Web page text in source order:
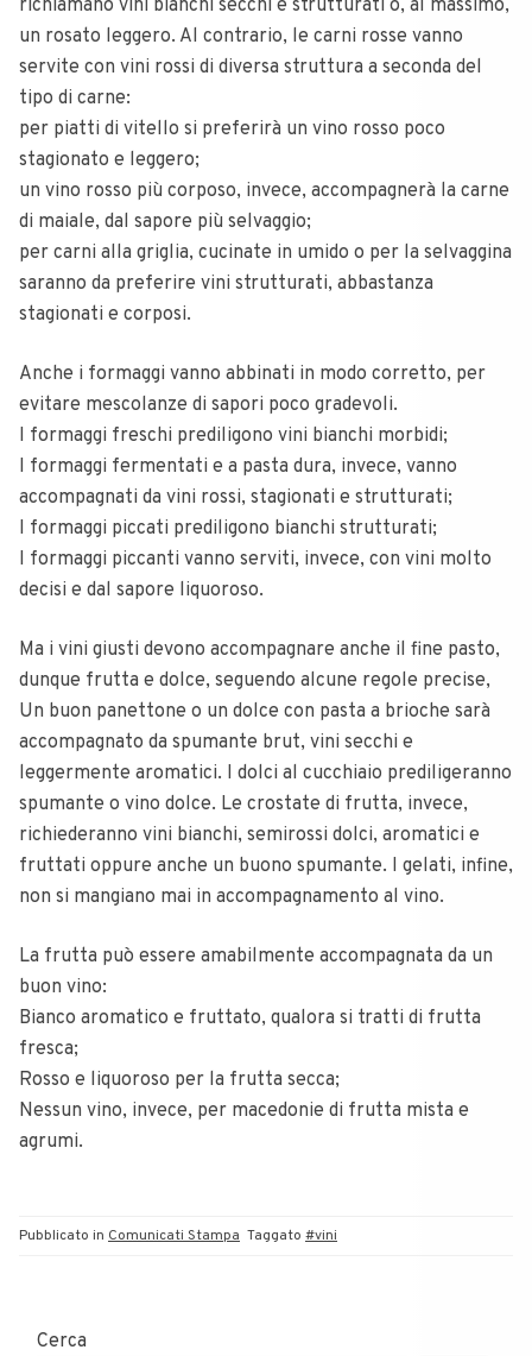
richiamano vini bianchi secchi e strutturati o, al massimo,
un rosato leggero. Al contrario, le carni rosse vanno
servite con vini rossi di diversa struttura a seconda del
tipo di carne:
per piatti di vitello si preferirà un vino rosso poco
stagionato e leggero;
un vino rosso più corposo, invece, accompagnerà la carne
di maiale, dal sapore più selvaggio;
per carni alla griglia, cucinate in umido o per la selvaggina
saranno da preferire vini strutturati, abbastanza
stagionati e corposi.
Anche i formaggi vanno abbinati in modo corretto, per
evitare mescolanze di sapori poco gradevoli.
I formaggi freschi prediligono vini bianchi morbidi;
I formaggi fermentati e a pasta dura, invece, vanno
accompagnati da vini rossi, stagionati e strutturati;
I formaggi piccati prediligono bianchi strutturati;
I formaggi piccanti vanno serviti, invece, con vini molto
decisi e dal sapore liquoroso.
Ma i vini giusti devono accompagnare anche il fine pasto,
dunque frutta e dolce, seguendo alcune regole precise,
Un buon panettone o un dolce con pasta a brioche sarà
accompagnato da spumante brut, vini secchi e
leggermente aromatici. I dolci al cucchiaio prediligeranno
spumante o vino dolce. Le crostate di frutta, invece,
richiederanno vini bianchi, semirossi dolci, aromatici e
fruttati oppure anche un buono spumante. I gelati, infine,
non si mangiano mai in accompagnamento al vino.
La frutta può essere amabilmente accompagnata da un
buon vino:
Bianco aromatico e fruttato, qualora si tratti di frutta
fresca;
Rosso e liquoroso per la frutta secca;
Nessun vino, invece, per macedonie di frutta mista e
agrumi.
Pubblicato in Comunicati Stampa Taggato #vini
Cerca